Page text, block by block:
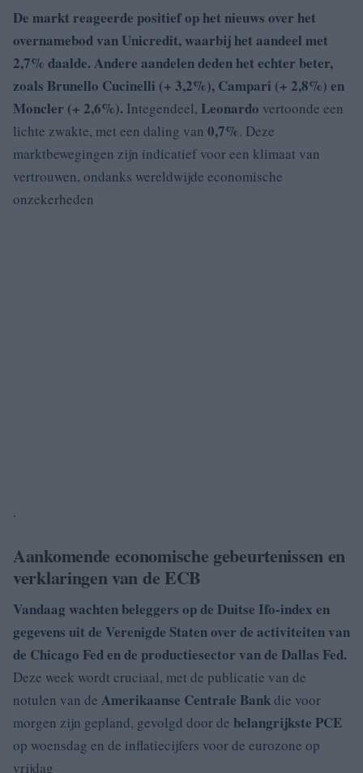
De markt reageerde positief op het nieuws over het
overnamebod van Unicredit, waarbij het aandeel met
2,7% daalde.Andere aandelen deden het echter beter,
zoals Brunello Cucinelli (+ 3,2%), Campari (+ 2,8%) en
Moncler (+ 2,6%). Integendeel, Leonardo vertoonde een
lichte zwakte, met een daling van 0,7%. Deze
marktbewegingen zijn indicatief voor een klimaat van
vertrouwen, ondanks wereldwijde economische
onzekerheden
.
Aankomende economische gebeurtenissen en
verklaringen van de ECB
Vandaag wachten beleggers op de Duitse Ifo-index en
gegevens uit de Verenigde Staten over de activiteiten van
de Chicago Fed en de productiesector vande Dallas Fed.
Deze week wordt cruciaal, met de publicatie van de
notulen van de Amerikaanse Centrale Bankdie voor
morgen zijn gepland, gevolgd door de belangrijkste PCE
op woensdag en de inflatiecijfers voor de eurozone op
vrijdag